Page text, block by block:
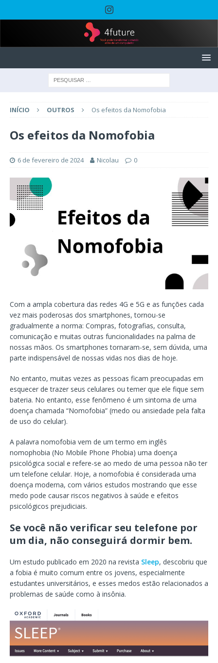
INÍCIO OUTROS Os efeitos da Nomofobia
Os efeitos da Nomofobia
6 de fevereiro de 2024 Nicolau 0
Com a ampla cobertura das redes 4G e 5G e as funções cada
vez mais poderosas dos smartphones, tornou-se
gradualmente a norma: Compras, fotografias, consulta,
comunicação e muitas outras funcionalidades na palma de
nossas mãos. Os smartphones tornaram-se, sem dúvida, uma
parte indispensável de nossas vidas nos dias de hoje.
No entanto, muitas vezes as pessoas ficam preocupadas em
esquecer de trazer seus celulares ou temer que ele fique sem
bateria. No entanto, esse fenômeno é um sintoma de uma
doença chamada “Nomofobia” (medo ou ansiedade pela falta
de uso do celular).
A palavra nomofobia vem de um termo em inglês
nomophobia (No Mobile Phone Phobia) uma doença
psicológica social e refere-se ao medo de uma pessoa não ter
um telefone celular. Hoje, a nomofobia é considerada uma
doença moderna, com vários estudos mostrando que esse
medo pode causar riscos negativos à saúde e efeitos
psicológicos prejudiciais.
Se você não verificar seu telefone por
um dia, não conseguirá dormir bem.
Um estudo publicado em 2020 na revista Sleep, descobriu que
a fobia é muito comum entre os jovens, especialmente
estudantes universitários, e esses medos estão relacionados a
problemas de saúde como à insônia.